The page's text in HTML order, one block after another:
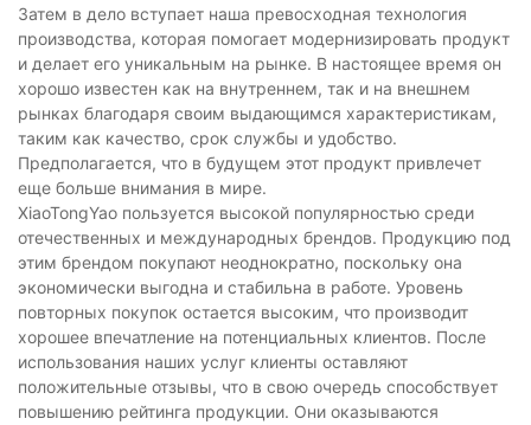
Затем в дело вступает наша превосходная технология
производства, которая помогает модернизировать продукт
и делает его уникальным на рынке. В настоящее время он
хорошо известен как на внутреннем, так и на внешнем
рынках благодаря своим выдающимся характеристикам,
таким как качество, срок службы и удобство.
Предполагается, что в будущем этот продукт привлечет
еще больше внимания в мире.
XiaoTongYao пользуется высокой популярностью среди
отечественных и международных брендов. Продукцию под
этим брендом покупают неоднократно, поскольку она
экономически выгодна и стабильна в работе. Уровень
повторных покупок остается высоким, что производит
хорошее впечатление на потенциальных клиентов. После
использования наших услуг клиенты оставляют
положительные отзывы, что в свою очередь способствует
повышению рейтинга продукции. Они оказываются